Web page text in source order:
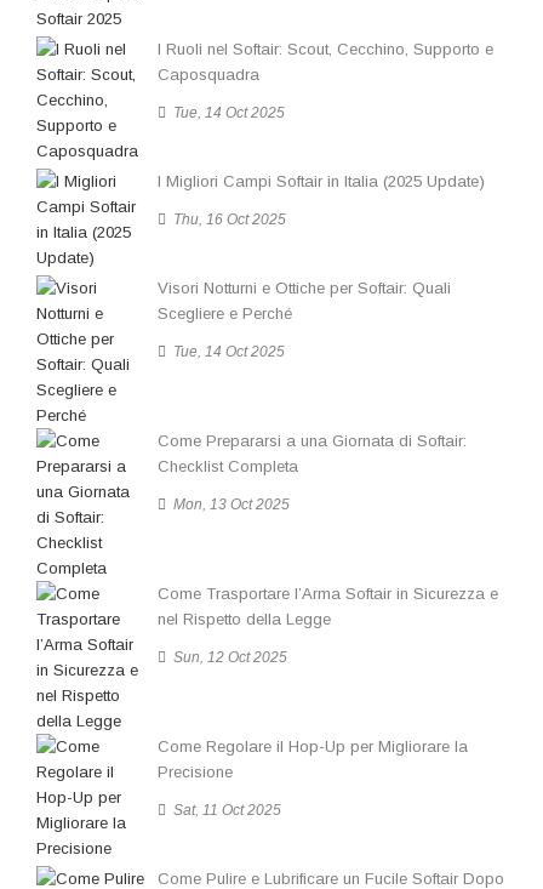
I Ruoli nel Softair: Scout, Cecchino, Supporto e
Caposquadra
Tue, 14 Oct 2025
I Migliori Campi Softair in Italia (2025 Update)
Thu, 16 Oct 2025
Visori Notturni e Ottiche per Softair: Quali
Scegliere e Perché
Tue, 14 Oct 2025
Come Prepararsi a una Giornata di Softair:
Checklist Completa
Mon, 13 Oct 2025
Come Trasportare l’Arma Softair in Sicurezza e
nel Rispetto della Legge
Sun, 12 Oct 2025
Come Regolare il Hop-Up per Migliorare la
Precisione
Sat, 11 Oct 2025
Come Pulire e Lubrificare un Fucile Softair Dopo